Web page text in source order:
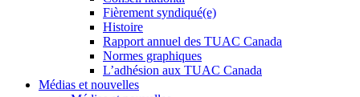
Fièrement syndiqué(e)
Histoire
Rapport annuel des TUAC Canada
Normes graphiques
L’adhésion aux TUAC Canada
Médias et nouvelles